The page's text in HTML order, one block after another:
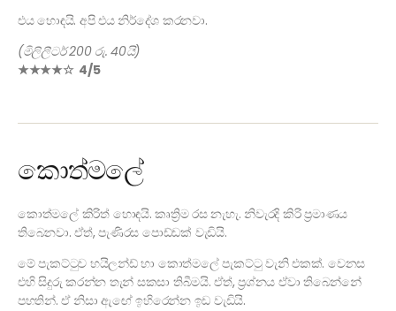
එය හොඳයි. අපි එය නිර්දේශ කරනවා.
(මිලිලීටර් 200 රු. 40යි)
★★★★☆ 4/5
කොත්මලේ
කොත්මලේ කිරිත් හොඳයි. කෘත්‍රිම රස නැහැ. නිවැරදි කිරි ප්‍රමාණය
තිබෙනවා. ඒත්, පැණිරස පොඩ්ඩක් වැඩියි.
මේ පැකට්ටුව හයිලන්ඩ් හා කොත්මලේ පැකට්ටු වැනි එකක්. වෙනස
එහි සිදුරු කරන්න තැන් සකසා තිබීමයි. ඒත්, ප්‍රශ්නය ඒවා තිබෙන්නේ
පහතින්. ඒ නිසා ඇ‍ඟේ ඉහිරෙන්න ඉඩ වැඩියි.